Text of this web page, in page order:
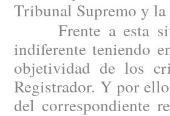
Tribunal Supremo y
Frente a esta
indiferente teniendo
objetividad de los
Registrador. Y por
del correspondiente